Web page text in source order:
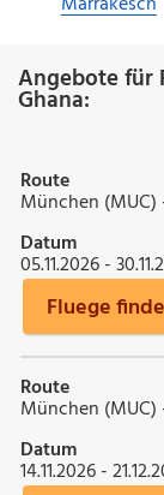
Angebote für
Ghana:
Route
München (MUC)
Datum
05.11.2026 -
Fluege
Route
München (MUC)
Datum
14.11.2026 -